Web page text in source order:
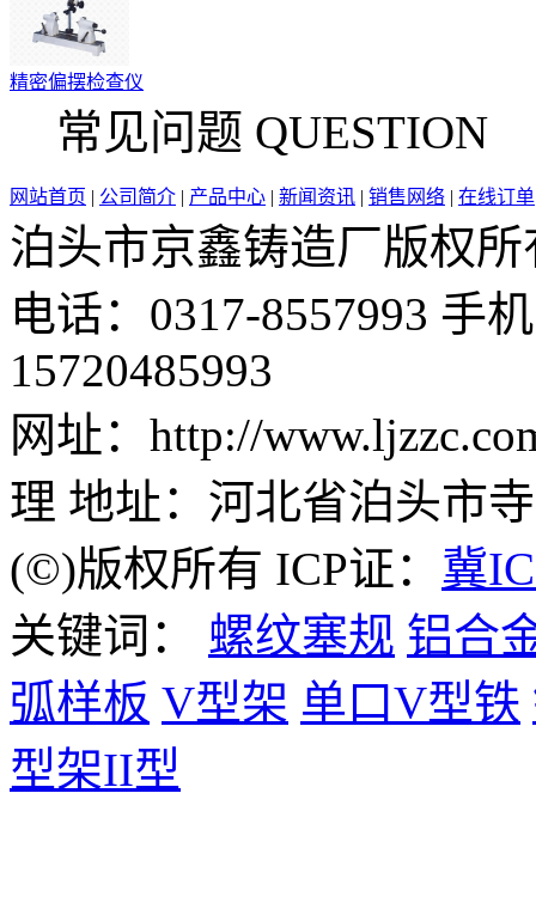
精密偏摆检查仪
常见问题 QUESTION
网站首页 | 公司简介 | 产品中心 | 新闻资讯 | 销售网络 | 在线订单
泊头市京鑫铸造厂版权所
电话：0317-8557993 手
15720485993
网址：http://
理 地址：河北省泊头市
(©)版权所有 ICP证： 冀
关键词： 螺纹塞规 铝合
弧样板 V型架 单口V型铁
型架II型